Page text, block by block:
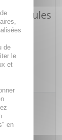
Granules
de
le
et
en